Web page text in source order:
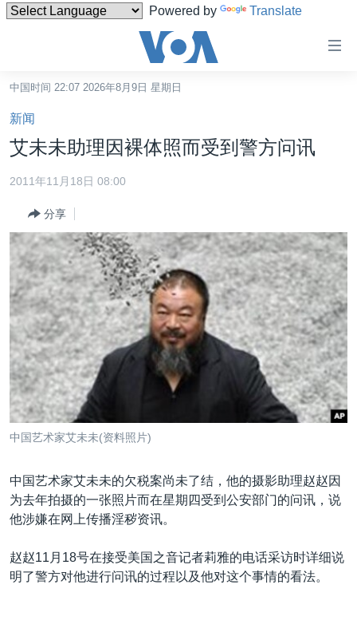
Powered by Translate
碍
链
接
跳
转
容
到
航
跳
到
检
索
中国
港澳
国际
最新国际新闻
印太
中东
欧洲
非洲
美洲
分类新闻
经济·金融·贸易
人权·法律·宗教
科教·文娱·体健
军事
劳工
美中关系
热点专题
白宫要闻
国会报道
美中关系
埃博拉疫情
美国之音专访
台海两岸关系
VOA视频
VOA今日焦点
中文广播
其他语言网站
中国时间 22:07 2026年8月9日 星期日
新闻
艾未未助理因裸体照而受到警方问讯
2011年11月18日 08:00
分享
中国艺术家艾未未(资料照片)
中国艺术家艾未未的欠税案尚未了结，他的摄影助理赵赵因
为去年拍摄的一张照片而在星期四受到公安部门的问讯，说
他涉嫌在网上传播淫秽资讯。
赵赵11月18号在接受美国之音记者莉雅的电话采访时详细说
明了警方对他进行问讯的过程以及他对这个事情的看法。